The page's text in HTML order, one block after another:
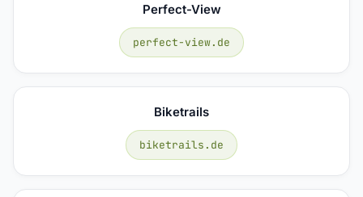
Perfect-View
perfect-view.de
Biketrails
biketrails.de